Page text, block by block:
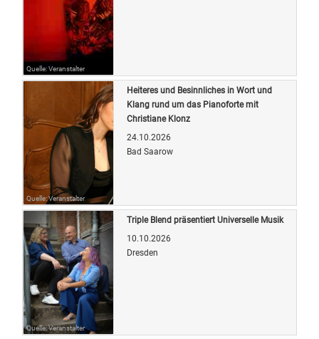
Quelle: Veranstalter
Quelle: Veranstalter
Heiteres und Besinnliches in Wort und
Klang rund um das Pianoforte mit
Christiane Klonz
24.10.2026
Bad Saarow
Quelle: Veranstalter
Triple Blend präsentiert Universelle Musik
10.10.2026
Dresden